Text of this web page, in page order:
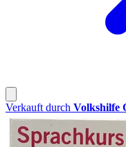
Verkauft durch Volkshilfe